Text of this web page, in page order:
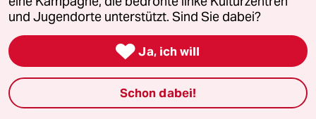
Ich teile ihre Einschätzung leider
nicht, dass die Wahl von Klimalisten,
die entweder nicht in den Landtag
einziehen oder im niedrigen
einstelligen Bereich kommen und in
der Opposition verweilen, größere
politische Veränderungen bewirken
und Jugendorte unterstützt. Sind Sie dabei?
 Ja, ich will
Schon dabei!